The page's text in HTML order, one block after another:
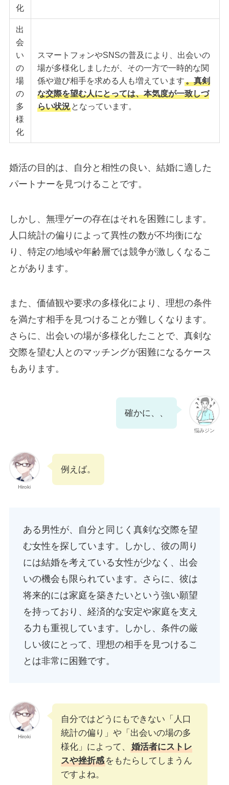
化
出
会
い
の
場
の
多
様
化
スマートフォンやSNSの普及により、出会いの
場が多様化しましたが、その一方で一時的な関
係や遊び相手を求める人も増えています。真剣
な交際を望む人にとっては、本気度が一致しづ
らい状況 となっています。
婚活の目的は、自分と相性の良い、結婚に適した
パートナーを見つけることです。
しかし、無理ゲーの存在はそれを困難にします。
人口統計の偏りによって異性の数が不均衡にな
り、特定の地域や年齢層では競争が激しくなるこ
とがあります。
また、価値観や要求の多様化により、理想の条件
を満たす相手を見つけることが難しくなります。
さらに、出会いの場が多様化したことで、真剣な
交際を望む人とのマッチングが困難になるケース
もあります。
悩みジン
確かに、、
Hiroki
例えば。
ある男性が、自分と同じく真剣な交際を望
む女性を探しています。しかし、彼の周り
には結婚を考えている女性が少なく、出会
いの機会も限られています。さらに、彼は
将来的には家庭を築きたいという強い願望
を持っており、経済的な安定や家庭を支え
る力も重視しています。しかし、条件の厳
しい彼にとって、理想の相手を見つけるこ
とは非常に困難です。
Hiroki
自分ではどうにもできない「人口
統計の偏り」や「出会いの場の多
様化」によって、
婚活者にストレ
スや挫折感をもたらしてしまうん
ですよね。